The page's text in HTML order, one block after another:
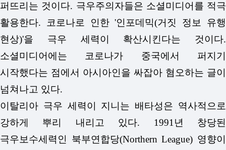
퍼뜨리는 것이다. 극우주의자들은 소셜미디어를 적극
활용한다. 코로나로 인한 '인포데믹(거짓 정보 유행
현상)'을 극우 세력이 확산시킨다는 것이다.
소셜미디어에는 코로나가 중국에서 퍼지기
시작했다는 점에서 아시아인을 싸잡아 혐오하는 글이
넘쳐나고 있다.
이탈리아 극우 세력이 지니는 배타성은 역사적으로
강하게 뿌리 내리고 있다. 1991년 창당된
극우보수세력인 북부연합당(Northern League) 영향이